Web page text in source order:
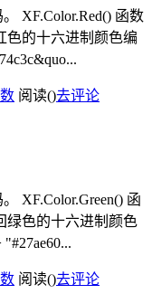
XF.Color.Red() 函数
色的十六进制颜色编
阅读()去评论
XF.Color.Green() 函
绿色的十六进制颜色
阅读()去评论